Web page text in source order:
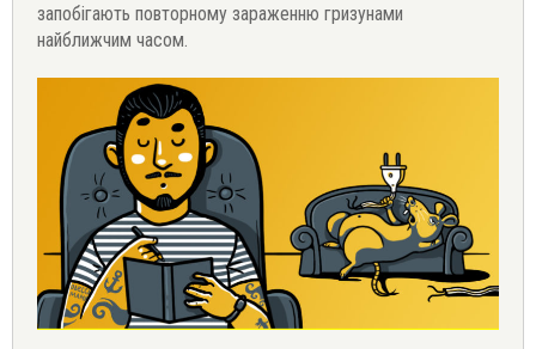
запобігають повторному зараженню гризунами
найближчим часом.